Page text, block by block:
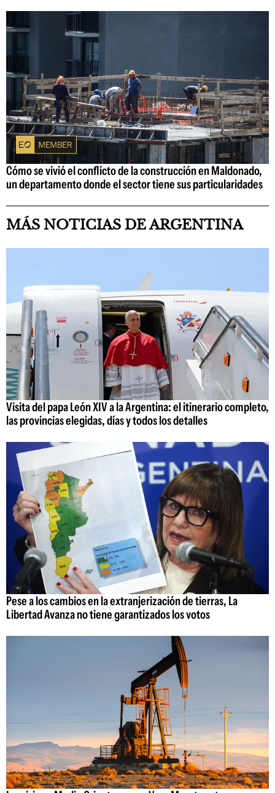
Cómo se vivió el conflicto de la construcción en Maldonado,
un departamento donde el sector tiene sus particularidades
MÁS NOTICIAS DE ARGENTINA
Visita del papa León XIV a la Argentina: el itinerario completo,
las provincias elegidas, días y todos los detalles
Pese a los cambios en la extranjerización de tierras, La
Libertad Avanza no tiene garantizados los votos